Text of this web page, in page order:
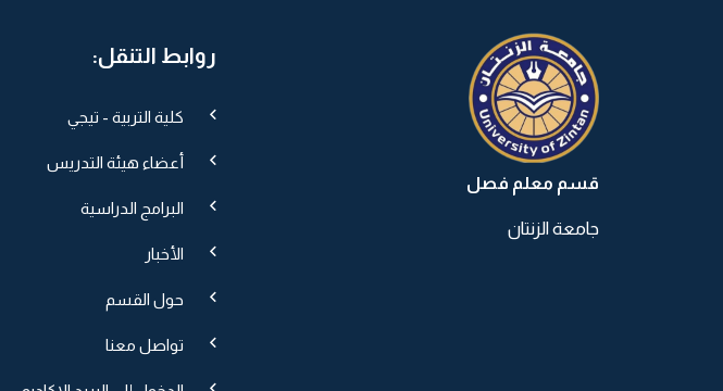
قسم معلم فصل
جامعة الزنتان
روابط التنقل:
كلية التربية - تيجي
أعضاء هيئة التدريس
البرامج الدراسية
الأخبار
حول القسم
تواصل معنا